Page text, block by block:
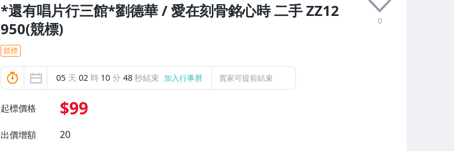
*還有唱片行三館*劉德華 / 愛在刻骨銘心時 二手 ZZ12
950(競標)
0
競標
05 天 02 時 10 分 47秒結束 加入行事曆 賣家可提前結束
起標價格 $99
出價增額 20